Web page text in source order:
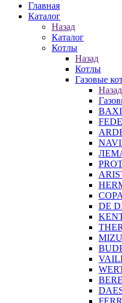
Главная
Каталог
Назад
Каталог
Котлы
Назад
Котлы
Газовые
Назад
BAXI
COPA
DE